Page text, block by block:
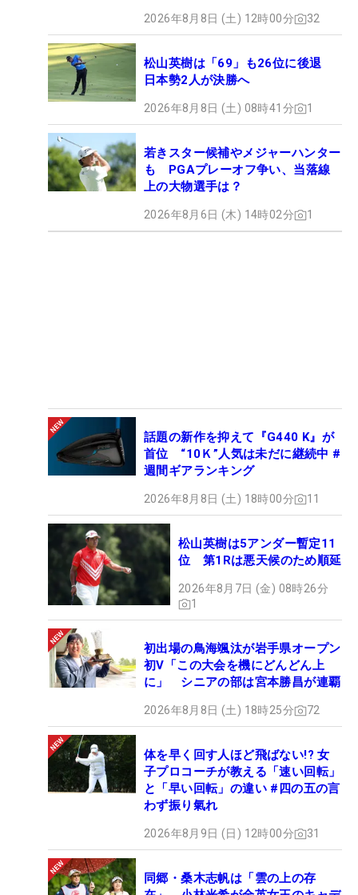
2026年8月8日 (土) 12時00分 32
松山英樹は「69」も26位に後退
日本勢2人が決勝へ
2026年8月8日 (土) 08時41分 1
若きスター候補やメジャーハンター
も PGAプレーオフ争い、当落線
上の大物選手は？
2026年8月6日 (木) 14時02分 1
話題の新作を抑えて『G440 K』が
首位 “10Ｋ”人気は未だに継続中 #
週間ギアランキング
2026年8月8日 (土) 18時00分 11
松山英樹は5アンダー暫定11
位 第1Rは悪天候のため順延
2026年8月7日 (金) 08時26分
1
初出場の鳥海颯汰が岩手県オープン
初V「この大会を機にどんどん上
に」 シニアの部は宮本勝昌が連覇
2026年8月8日 (土) 18時25分 72
体を早く回す人ほど飛ばない!? 女
子プロコーチが教える「速い回転」
と「早い回転」の違い #四の五の言
わず振り氣れ
2026年8月9日 (日) 12時00分 31
同郷・桑木志帆は「雲の上の存